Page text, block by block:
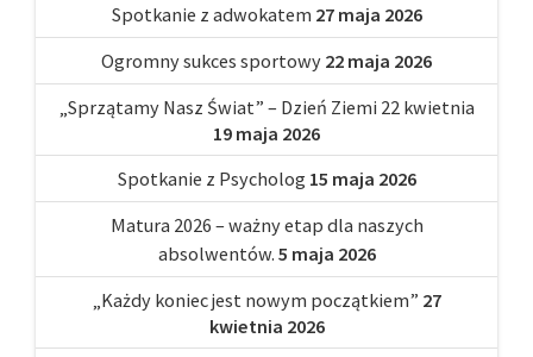
Spotkanie z adwokatem 27 maja 2026
Ogromny sukces sportowy 22 maja 2026
„Sprzątamy Nasz Świat” – Dzień Ziemi 22 kwietnia
19 maja 2026
Spotkanie z Psycholog 15 maja 2026
Matura 2026 – ważny etap dla naszych
absolwentów. 5 maja 2026
„Każdy koniec jest nowym początkiem” 27
kwietnia 2026